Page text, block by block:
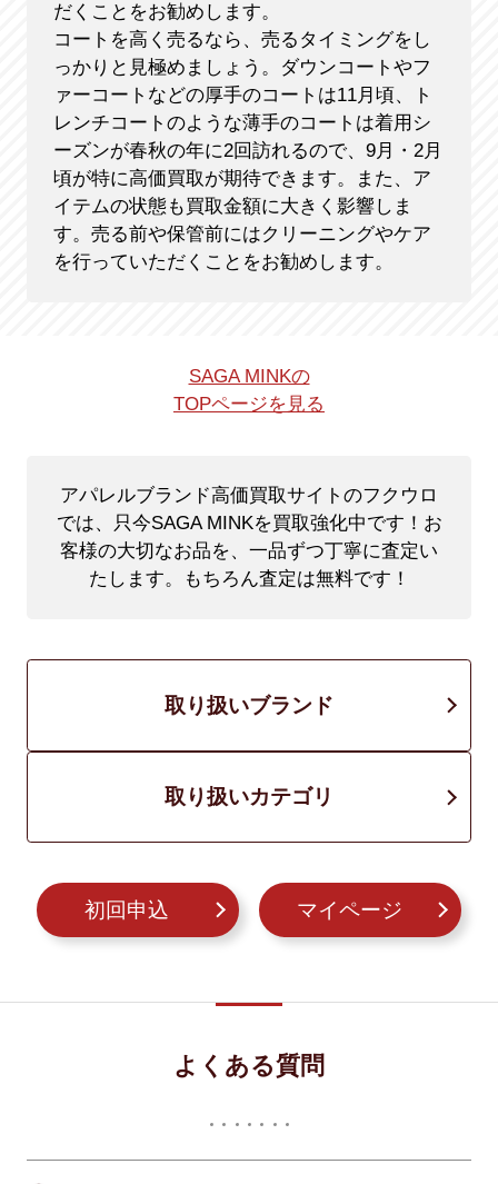
だくことをお勧めします。
コートを高く売るなら、売るタイミングをし
っかりと見極めましょう。ダウンコートやフ
ァーコートなどの厚手のコートは11月頃、ト
レンチコートのような薄手のコートは着用シ
ーズンが春秋の年に2回訪れるので、9月・2月
頃が特に高価買取が期待できます。また、ア
イテムの状態も買取金額に大きく影響しま
す。売る前や保管前にはクリーニングやケア
を行っていただくことをお勧めします。
SAGA MINKの
TOPページを見る
アパレルブランド高価買取サイトのフクウロ
では、只今SAGA MINKを買取強化中です！ お
客様の大切なお品を、一品ずつ丁寧に査定い
たします。もちろん査定は無料です！
取り扱いブランド
取り扱いカテゴリ
初回申込 マイページ
よくある質問